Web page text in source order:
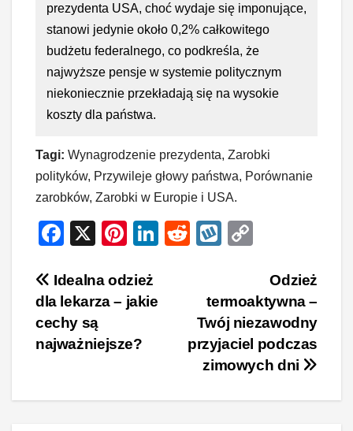
prezydenta USA, choć wydaje się imponujące,
stanowi jedynie około 0,2% całkowitego
budżetu federalnego, co podkreśla, że
najwyższe pensje w systemie politycznym
niekoniecznie przekładają się na wysokie
koszty dla państwa.
Tagi: Wynagrodzenie prezydenta, Zarobki
polityków, Przywileje głowy państwa, Porównanie
zarobków, Zarobki w Europie i USA.
F
c
e
b
k
X
Pi
er
e
st
Li
R
di
t
W
p
y
Li
n
Nawigacja
wpisu
Odzież
termoaktywna –
Twój niezawodny
przyjaciel podczas
zimowych dni
Idealna odzież
dla lekarza – jakie
cechy są
najważniejsze?